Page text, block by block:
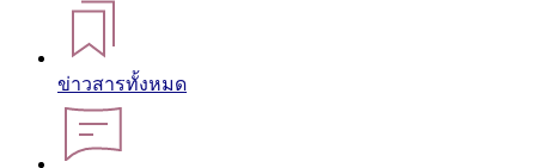
ข่าวสารทั้งหมด